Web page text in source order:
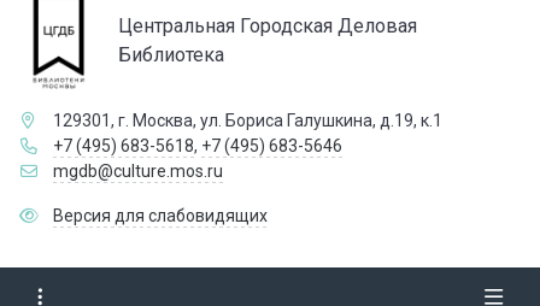
Центральная Городская Деловая
Библиотека
129301, г. Москва, ул. Бориса Галушкина, д.19, к.1
+7 (495) 683-5618, +7 (495) 683-5646
mgdb@culture.mos.ru
Версия для слабовидящих